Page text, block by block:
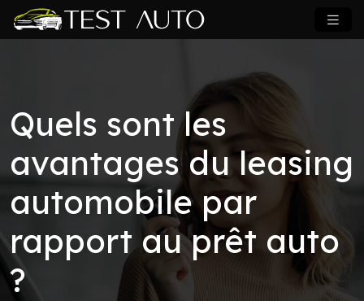
Quels sont les
avantages du leasing
automobile par
rapport au prêt auto
?